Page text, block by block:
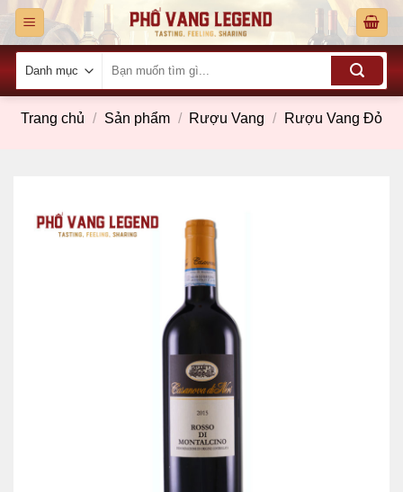
Skip
content
kiếm:
Trang chủ / Sản phẩm / Rượu Vang / Rượu Vang Đỏ